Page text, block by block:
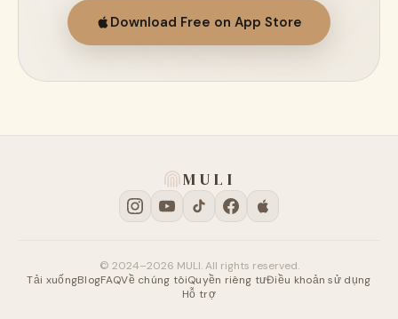
Download Free on App Store
MULI
Tải xuốngBlogFAQVề chúng tôiQuyền riêng tưĐiều khoản sử dụng
Hỗ trợ
© 2024–2026 MULI. All rights reserved.